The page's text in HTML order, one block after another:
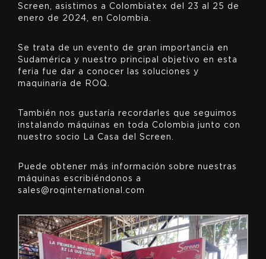
Screen, asistimos a Colombiatex del 23 al 25 de
enero de 2024, en Colombia.
Se trata de un evento de gran importancia en
Sudamérica y nuestro principal objetivo en esta
feria fue dar a conocer las soluciones y
maquinaria de ROQ.
También nos gustaría recordarles que seguimos
instalando máquinas en toda Colombia junto con
nuestro socio La Casa del Screen.
Puede obtener más información sobre nuestras
máquinas escribiéndonos a
sales@roqinternational.com